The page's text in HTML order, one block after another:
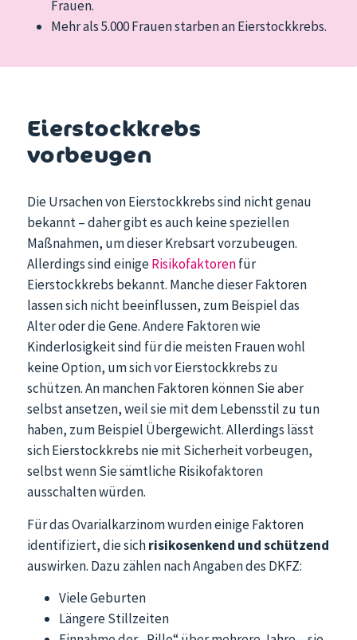
Frauen.
Mehr als 5.000 Frauen starben an Eierstockkrebs.
Eierstockkrebs
vorbeugen
Die Ursachen von Eierstockkrebs sind nicht genau
bekannt – daher gibt es auch keine speziellen
Maßnahmen, um dieser Krebsart vorzubeugen.
Allerdings sind einigeRisikofaktorenfür
Eierstockkrebs bekannt. Manche dieser Faktoren
lassen sich nicht beeinflussen, zum Beispiel das
Alter oder die Gene. Andere Faktoren wie
Kinderlosigkeit sind für die meisten Frauen wohl
keine Option, um sich vor Eierstockkrebs zu
schützen. An manchen Faktoren können Sie aber
selbst ansetzen, weil sie mit dem Lebensstil zu tun
haben, zum Beispiel Übergewicht. Allerdings lässt
sich Eierstockkrebs nie mit Sicherheit vorbeugen,
selbst wenn Sie sämtliche Risikofaktoren
ausschalten würden.
Für das Ovarialkarzinom wurden einige Faktoren
identifiziert, die sichrisikosenkend und schützend
auswirken. Dazu zählen nach Angaben des DKFZ:
Viele Geburten
Längere Stillzeiten